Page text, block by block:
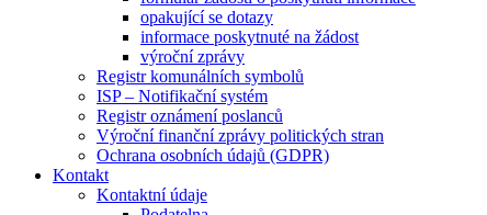
opakující se dotazy
informace poskytnuté na žádost
výroční zprávy
Registr komunálních symbolů
ISP – Notifikační systém
Registr oznámení poslanců
Výroční finanční zprávy politických stran
Ochrana osobních údajů (GDPR)
Kontakt
Kontaktní údaje